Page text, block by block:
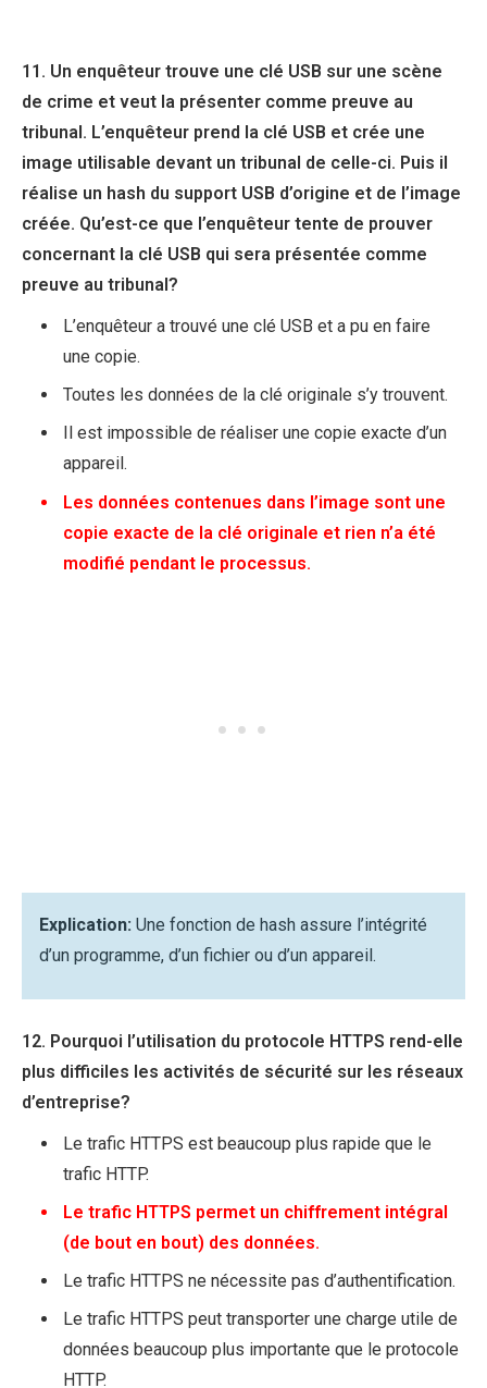
11. Un enquêteur trouve une clé USB sur une scène
de crime et veut la présenter comme preuve au
tribunal. L’enquêteur prend la clé USB et crée une
image utilisable devant un tribunal de celle-ci. Puis il
réalise un hash du support USB d’origine et de l’image
créée. Qu’est-ce que l’enquêteur tente de prouver
concernant la clé USB qui sera présentée comme
preuve au tribunal?
L’enquêteur a trouvé une clé USB et a pu en faire
une copie.
Toutes les données de la clé originale s’y trouvent.
Il est impossible de réaliser une copie exacte d’un
appareil.
Les données contenues dans l’image sont une
copie exacte de la clé originale et rien n’a été
modifié pendant le processus.
Explication: Une fonction de hash assure l’intégrité
d’un programme, d’un fichier ou d’un appareil.
12. Pourquoi l’utilisation du protocole HTTPS rend-elle
plus difficiles les activités de sécurité sur les réseaux
d’entreprise?
Le trafic HTTPS est beaucoup plus rapide que le
trafic HTTP.
Le trafic HTTPS permet un chiffrement intégral
(de bout en bout) des données.
Le trafic HTTPS ne nécessite pas d’authentification.
Le trafic HTTPS peut transporter une charge utile de
données beaucoup plus importante que le protocole
HTTP.